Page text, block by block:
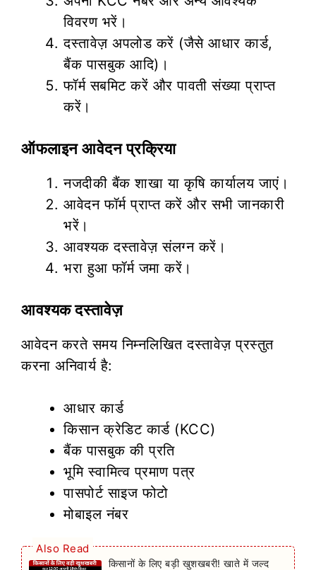
विवरण भरें।
दस्तावेज़ अपलोड करें (जैसे आधार कार्ड,
बैंक पासबुक आदि)।
फॉर्म सबमिट करें और पावती संख्या प्राप्त
करें।
ऑफलाइन आवेदन प्रक्रिया
नजदीकी बैंक शाखा या कृषि कार्यालय जाएं।
आवेदन फॉर्म प्राप्त करें और सभी जानकारी
भरें।
आवश्यक दस्तावेज़ संलग्न करें।
भरा हुआ फॉर्म जमा करें।
आवश्यक दस्तावेज़
आवेदन करते समय निम्नलिखित दस्तावेज़ प्रस्तुत
करना अनिवार्य है:
आधार कार्ड
किसान क्रेडिट कार्ड (KCC)
बैंक पासबुक की प्रति
भूमि स्वामित्व प्रमाण पत्र
पासपोर्ट साइज फोटो
मोबाइल नंबर
Also Read
किसानों के लिए बड़ी खुशखबरी! खाते में जल्द